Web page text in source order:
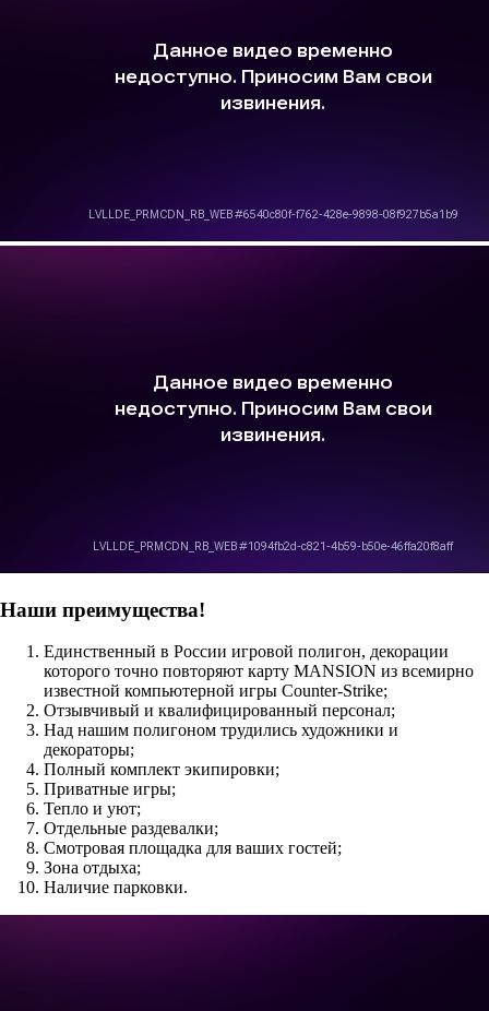
Наши преимущества!
Единственный в России игровой полигон, декорации
которого точно повторяют карту MANSION из всемирно
известной компьютерной игры Counter-Strike;
Отзывчивый и квалифицированный персонал;
Над нашим полигоном трудились художники и
декораторы;
Полный комплект экипировки;
Приватные игры;
Тепло и уют;
Отдельные раздевалки;
Смотровая площадка для ваших гостей;
Зона отдыха;
Наличие парковки.